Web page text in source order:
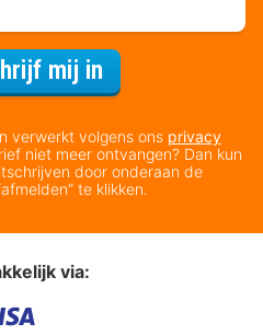
mij in
verwerkt volgens ons privacy
niet meer ontvangen? Dan kun
door onderaan de
te klikken.
via: